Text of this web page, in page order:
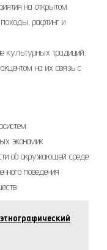
на открытом
рафтинг и
культурных традиций,
на их связь с
экономик
об окружающей среде
поведения